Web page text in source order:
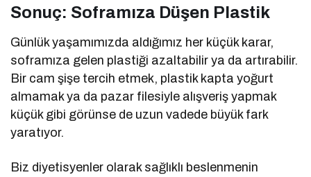
Sonuç: Soframıza Düşen Plastik
Günlük yaşamımızda aldığımız her küçük karar,
soframıza gelen plastiği azaltabilir ya da artırabilir.
Bir cam şişe tercih etmek, plastik kapta yoğurt
almamak ya da pazar filesiyle alışveriş yapmak
küçük gibi görünse de uzun vadede büyük fark
yaratıyor.
Biz diyetisyenler olarak sağlıklı beslenmenin